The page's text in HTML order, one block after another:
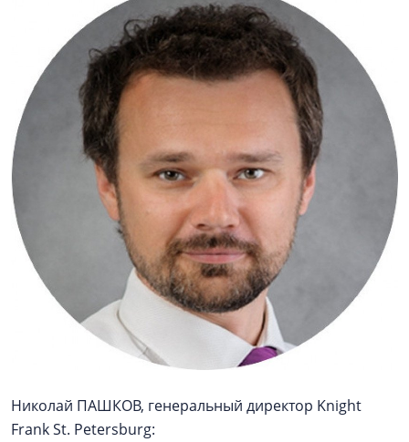
Николай ПАШКОВ, генеральный директор Knight
Frank St. Petersburg: